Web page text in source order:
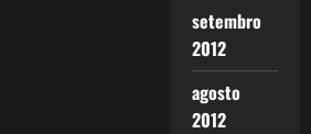
setembro
2012
agosto
2012